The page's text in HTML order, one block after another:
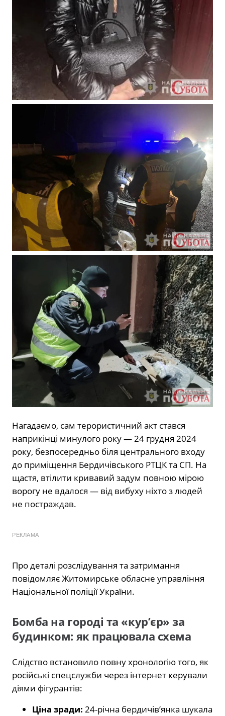
Нагадаємо, сам терористичний акт стався
наприкінці минулого року — 24 грудня 2024
року, безпосередньо біля центрального входу
до приміщення Бердичівського РТЦК та СП. На
щастя, втілити кривавий задум повною мірою
ворогу не вдалося — від вибуху ніхто з людей
не постраждав.
РЕКЛАМА
Про деталі розслідування та затримання
повідомляє Житомирське обласне управління
Національної поліції України.
Бомба на городі та «кур’єр» за
будинком: як працювала схема
Слідство встановило повну хронологію того, як
російські спецслужби через інтернет керували
діями фігурантів:
Ціна зради: 24-річна бердичів’янка шукала